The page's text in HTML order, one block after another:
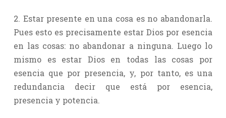
2. Estar presente en una cosa es no abandonarla.
Pues esto es precisamente estar Dios por esencia
en las cosas: no abandonar a ninguna. Luego lo
mismo es estar Dios en todas las cosas por
esencia que por presencia, y, por tanto, es una
redundancia decir que está por esencia,
presencia y potencia.